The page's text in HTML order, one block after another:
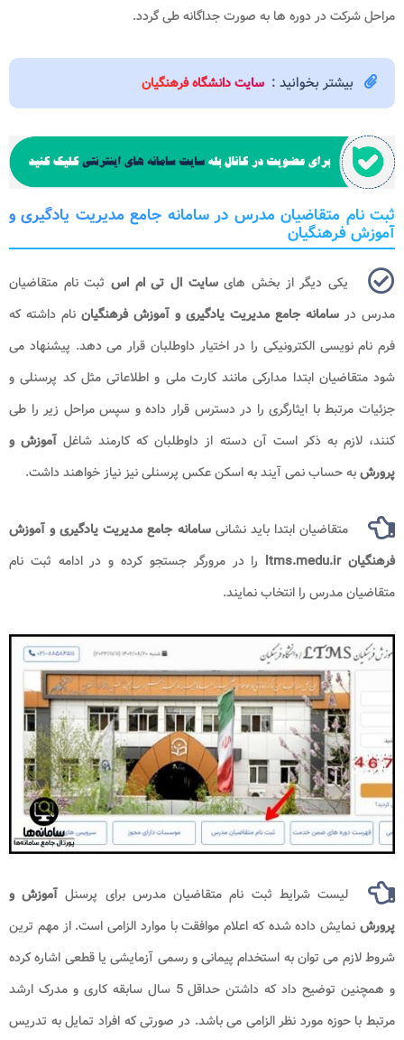
مراحل شرکت در دوره ها به صورت جداگانه طی گردد.
بیشتر بخوانید : سایت دانشگاه فرهنگیان
ثبت نام متقاضیان مدرس در سامانه جامع مدیریت یادگیری و
آموزش فرهنگیان
یکی دیگر از بخش هایسایت ال تی ام اس ثبت نام متقاضیان
مدرس در سامانه جامع مدیریت یادگیری و آموزش فرهنگیان نام داشته که
فرم نام نویسی الکترونیکی را در اختیار داوطلبان قرار می دهد. پیشنهاد می
شود متقاضیان ابتدا مدارکی مانند کارت ملی و اطلاعاتی مثل کد پرسنلی و
جزئیات مرتبط با ایثارگری را در دسترس قرار داده و سپس مراحل زیر را طی
کنند، لازم به ذکر است آن دسته از داوطلبان که کارمند شاغل آموزش و
پرورشبه حساب نمی آیند به اسکن عکس پرسنلی نیز نیاز خواهند داشت.
متقاضیان ابتدا باید نشانیسامانه جامع مدیریت یادگیری و آموزش
فرهنگیان ltms.medu.ir
را در مرورگر جستجو کرده و در ادامه ثبت نام
متقاضیان مدرس را انتخاب نمایند.
لیست شرایط ثبت نام متقاضیان مدرس برای پرسنل آموزش و
پرورش نمایش داده شده که اعلام موافقت با موارد الزامی است. از مهم ترین
شروط لازم می توان به استخدام پیمانی و رسمی آزمایشی یا قطعی اشاره کرده
و همچنین توضیح داد که داشتن حداقل 5 سال سابقه کاری و مدرک ارشد
مرتبط با حوزه مورد نظر الزامی می باشد. در صورتی که افراد تمایل به تدریس